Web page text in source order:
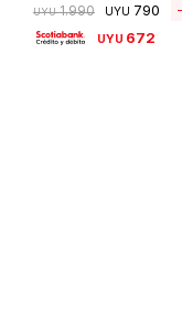
UYU 1.990 UYU 790
UYU 672